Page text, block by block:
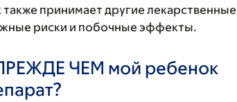
принимает другие лекарственные
риски и побочные эффекты.
ЧЕМ мой ребенок